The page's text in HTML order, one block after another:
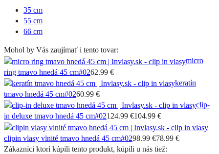
35 cm
55 cm
66 cm
Mohol by Vás zaujímať i tento tovar:
micro
ring tmavo hnedá 45 cm#0262.99 €
keratín
tmavo hnedá 45 cm#0260.99 €
clip-
in deluxe tmavo hnedá 45 cm#02124.99 €104.99 €
clipin vlasy vlnité tmavo hnedá 45 cm#0298.99 €78.99 €
Zákazníci ktorí kúpili tento produkt, kúpili u nás tiež: